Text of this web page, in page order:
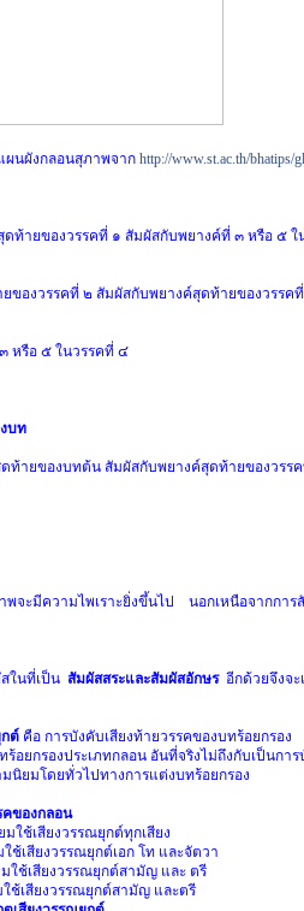
นผังกลอนสุภาพจาก http://www.st.ac.th/bhatips/
ดท้ายของวรรคที่๑ สัมผัสกับพยางค์ที่ ๓ หรือ ๕ ใ
ของวรรคที่๒ สัมผัสกับพยางค์สุดท้ายของวรรคที่
หรือ ๕ ในวรรคที่ ๔
บท
ท้ายของบทต้นสัมผัสกับพยางค์สุดท้ายของวรร
พจะมีความไพเราะยิ่งขึ้นไป นอกเหนือจากการ
ในที่เป็น สัมผัสสระและสัมผัสอักษร อีกด้วยจึงจ
ต์คือ การบังคับเสียงท้ายวรรคของบทร้อยกรอง
ร้อยกรองประเภทกลอนอันที่จริงไม่ถึงกับเป็นการ
นิยมโดยทั่วไปทางการแต่งบทร้อยกรอง
คของกลอน
มใช้เสียงวรรณยุกต์ทุกเสียง
ช้เสียงวรรณยุกต์เอก โท และจัตวา
มใช้เสียงวรรณยุกต์สามัญ และ ตรี
ใช้เสียงวรรณยุกต์สามัญ และตรี